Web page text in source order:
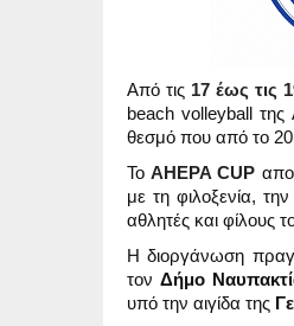
Από τις 17 έως τις
beach volleyball
θεσμό που από το
ΤοAHEPA CUP
με τη φιλοξενία,
αθλητές και φίλους
Η διοργάνωση
τον Δήμο
υπό την αιγίδα της